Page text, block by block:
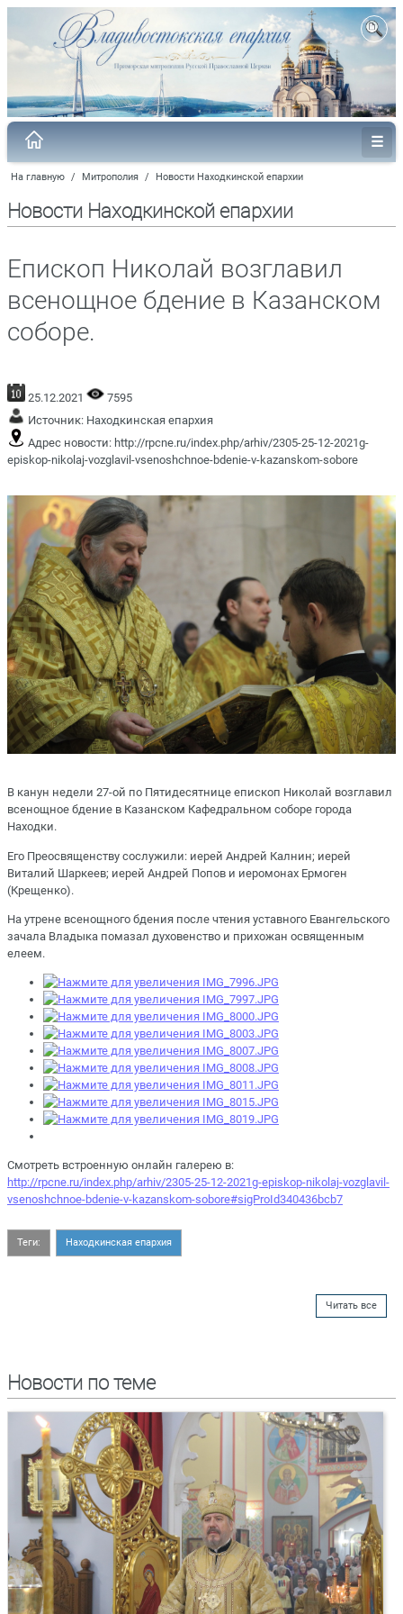
На главную / Митрополия / Новости Находкинской епархии
Новости Находкинской епархии
Епископ Николай возглавил
всенощное бдение в Казанском
соборе.
25.12.2021
7595
Источник: Находкинская епархия
Адрес новости: http://rpcne.ru/index.php/arhiv/2305-25-12-2021g-
episkop-nikolaj-vozglavil-vsenoshchnoe-bdenie-v-kazanskom-sobore
В канун недели 27-ой по Пятидесятнице епископ Николай возглавил
всенощное бдение в Казанском Кафедральном соборе города
Находки.
Его Преосвященству сослужили: иерей Андрей Калнин; иерей
Виталий Шаркеев; иерей Андрей Попов и иеромонах Ермоген
(Крещенко).
На утрене всенощного бдения после чтения уставного Евангельского
зачала Владыка помазал духовенство и прихожан освященным
елеем.
Смотреть встроенную онлайн галерею в:
http://rpcne.ru/index.php/arhiv/2305-25-12-2021g-episkop-nikolaj-vozglavil-
vsenoshchnoe-bdenie-v-kazanskom-sobore#sigProId340436bcb7
Теги: Находкинская епархия
Читать все
Новости по теме